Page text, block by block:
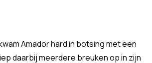
Amador hard in botsing met een
daarbij meerdere breuken op in zijn